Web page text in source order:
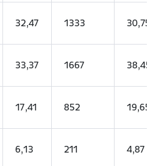
32,47 1333 30,75
33,37 1667 38,45
17,41 852 19,65
6,13 211 4,87